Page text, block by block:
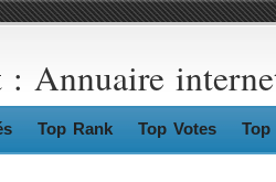
: Annuaire
Top Rank Top Votes Top